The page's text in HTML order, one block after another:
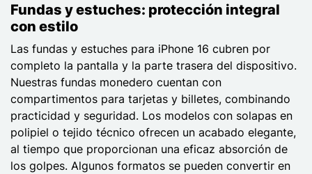
Fundas y estuches: protección integral
con estilo
Las fundas y estuches para iPhone 16 cubren por
completo la pantalla y la parte trasera del dispositivo.
Nuestras fundas monedero cuentan con
compartimentos para tarjetas y billetes, combinando
practicidad y seguridad. Los modelos con solapas en
polipiel o tejido técnico ofrecen un acabado elegante,
al tiempo que proporcionan una eficaz absorción de
los golpes. Algunos formatos se pueden convertir en